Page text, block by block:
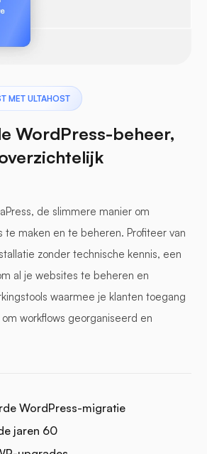
MET ULTAHOST
WordPress-beheer,
de slimmere manier om
te maken en te beheren. Profiteer van
zonder technische kennis, een
al je websites te beheren en
waarmee je klanten toegang
workflows georganiseerd en
WordPress-migratie
jaren 60